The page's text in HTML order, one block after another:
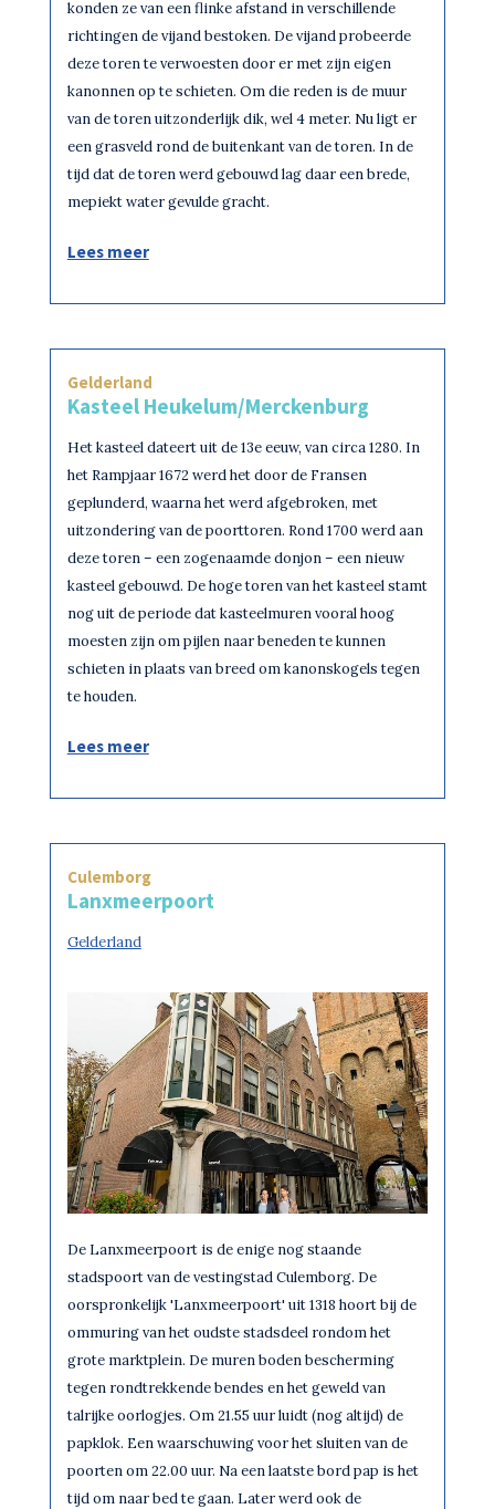
konden ze van een flinke afstand in verschillende
richtingen de vijand bestoken. De vijand probeerde
deze toren te verwoesten door er met zijn eigen
kanonnen op te schieten. Om die reden is de muur
van de toren uitzonderlijk dik, wel 4 meter. Nu ligt er
een grasveld rond de buitenkant van de toren. In de
tijd dat de toren werd gebouwd lag daar een brede,
mepiekt water gevulde gracht.
Lees meer
Gelderland
Kasteel Heukelum/Merckenburg
Het kasteel dateert uit de 13e eeuw, van circa 1280. In
het Rampjaar 1672 werd het door de Fransen
geplunderd, waarna het werd afgebroken, met
uitzondering van de poorttoren. Rond 1700 werd aan
deze toren – een zogenaamde donjon – een nieuw
kasteel gebouwd. De hoge toren van het kasteel stamt
nog uit de periode dat kasteelmuren vooral hoog
moesten zijn om pijlen naar beneden te kunnen
schieten in plaats van breed om kanonskogels tegen
te houden.
Lees meer
Culemborg
Lanxmeerpoort
Gelderland
De Lanxmeerpoort is de enige nog staande
stadspoort van de vestingstad Culemborg. De
oorspronkelijk 'Lanxmeerpoort' uit 1318 hoort bij de
ommuring van het oudste stadsdeel rondom het
grote marktplein. De muren boden bescherming
tegen rondtrekkende bendes en het geweld van
talrijke oorlogjes. Om 21.55 uur luidt (nog altijd) de
papklok. Een waarschuwing voor het sluiten van de
poorten om 22.00 uur. Na een laatste bord pap is het
tijd om naar bed te gaan. Later werd ook de